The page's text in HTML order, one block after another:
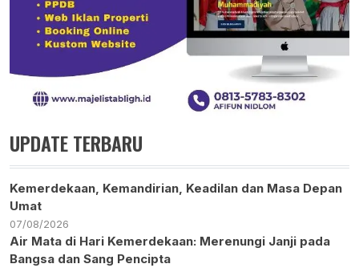
UPDATE TERBARU
Kemerdekaan, Kemandirian, Keadilan dan Masa Depan
Umat
07/08/2026
Air Mata di Hari Kemerdekaan: Merenungi Janji pada
Bangsa dan Sang Pencipta